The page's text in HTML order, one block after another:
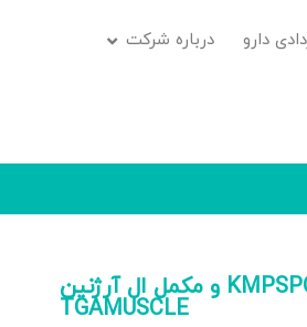
دارو درباره شرکت
مکمل ال آرژنین KMPSPORT و مکمل ال آرژنین
TGAMUSCLE